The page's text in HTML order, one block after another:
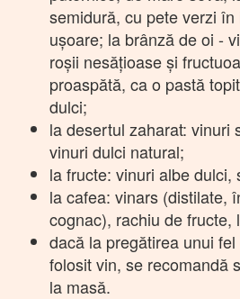
semidură, cu pete verzi
uşoare; la brânză de oi -
roşii nesăţioase şi
proaspătă, ca o pastă
dulci;
la desertul zaharat: vinuri
vinuri dulci natural;
la fructe: vinuri albe dulci,
la cafea: vinars (distilate,
cognac), rachiu de fructe,
dacă la pregătirea unui
folosit vin, se recomandă
la masă.